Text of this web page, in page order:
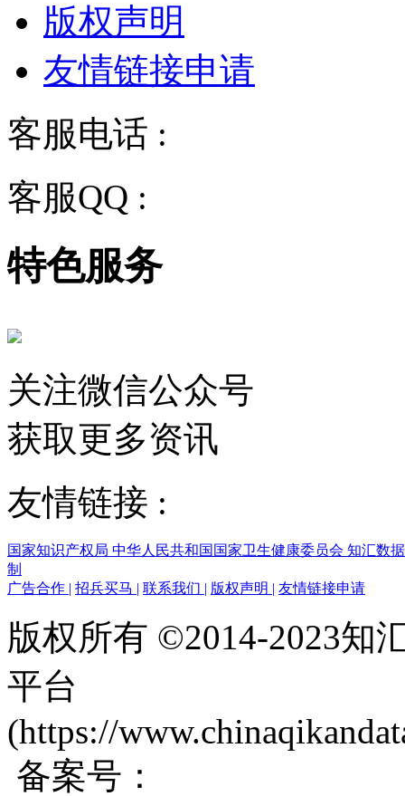
版权声明
友情链接申请
客服电话 :
客服QQ :
特色服务
关注微信公众号
获取更多资讯
友情链接 :
国家知识产权局 中华人民共和国国家卫生健康委员会 知汇数
制
广告合作 | 招兵买马 | 联系我们 | 版权声明 | 友情链接申请
版权所有 ©2014-2023知
平台
(https://
备案号：